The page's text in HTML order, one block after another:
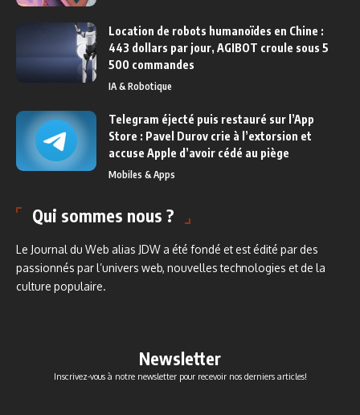
Location de robots humanoïdes en Chine :
443 dollars par jour, AGIBOT croule sous 5
500 commandes
IA & Robotique
Telegram éjecté puis restauré sur l’App
Store : Pavel Durov crie à l’extorsion et
accuse Apple d’avoir cédé au piège
Mobiles & Apps
Qui sommes nous ?
Le Journal du Web alias JDW a été fondé et est édité par des
passionnés par l’univers web, nouvelles technologies et de la
culture populaire.
Newsletter
Inscrivez-vous à notre newsletter pour recevoir nos derniers articles!